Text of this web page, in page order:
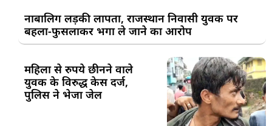
नाबालिग लड़की लापता, राजस्थान निवासी युवक पर
बहला-फुसलाकर भगा ले जाने का आरोप
महिला से रुपये छीनने वाले
युवक के विरुद्ध केस दर्ज,
पुलिस ने भेजा जेल